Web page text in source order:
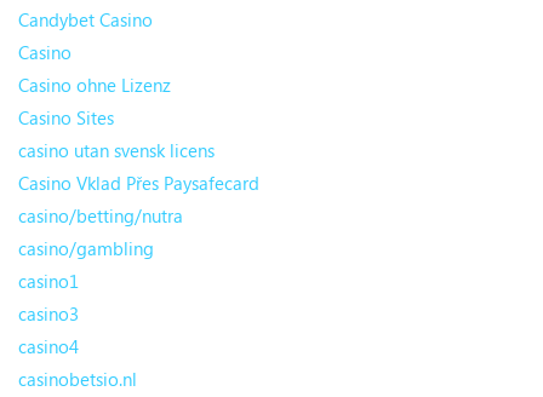
Candybet Casino
Casino
Casino ohne Lizenz
Casino Sites
casino utan svensk licens
Casino Vklad Přes Paysafecard
casino/betting/nutra
casino/gambling
casino1
casino3
casino4
casinobetsio.nl